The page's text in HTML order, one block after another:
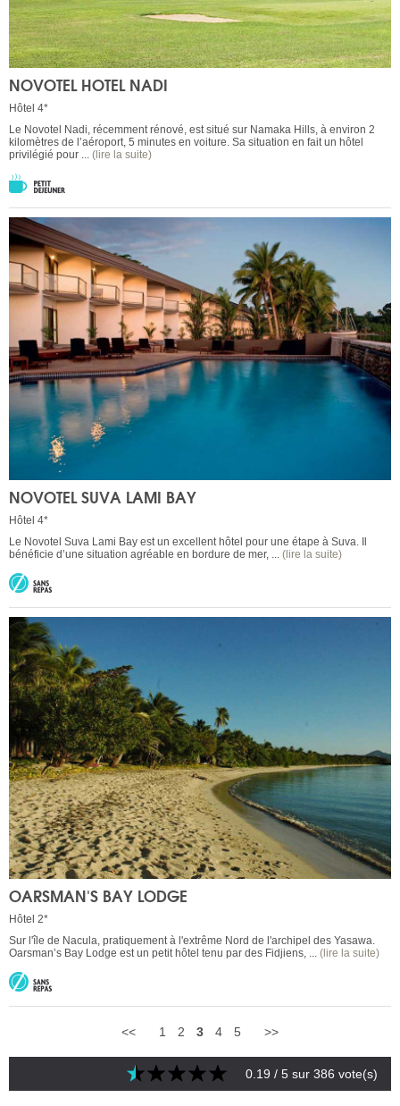
NOVOTEL HOTEL NADI
Hôtel 4*
Le Novotel Nadi, récemment rénové, est situé sur Namaka Hills, à environ 2
kilomètres de l’aéroport, 5 minutes en voiture. Sa situation en fait un hôtel
privilégié pour ... (lire la suite)
NOVOTEL SUVA LAMI BAY
Hôtel 4*
Le Novotel Suva Lami Bay est un excellent hôtel pour une étape à Suva. Il
bénéficie d’une situation agréable en bordure de mer, ... (lire la suite)
OARSMAN'S BAY LODGE
Hôtel 2*
Sur l'île de Nacula, pratiquement à l'extrême Nord de l'archipel des Yasawa.
Oarsman’s Bay Lodge est un petit hôtel tenu par des Fidjiens, ... (lire la suite)
<< 1 2 3 4 5 >>
0.19 / 5 sur 386 vote(s)